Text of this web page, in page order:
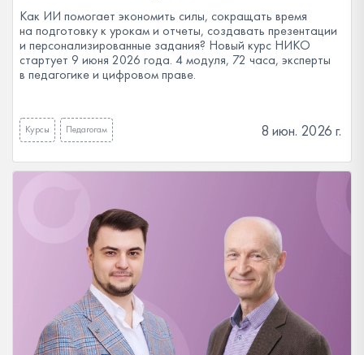
Как ИИ помогает экономить силы, сокращать время
на подготовку к урокам и отчеты, создавать презентации
и персонализированные задания? Новый курс НИКО
стартует 9 июня 2026 года. 4 модуля, 72 часа, эксперты
в педагогике и цифровом праве.
Курсы Педагогам 8 июн. 2026 г.